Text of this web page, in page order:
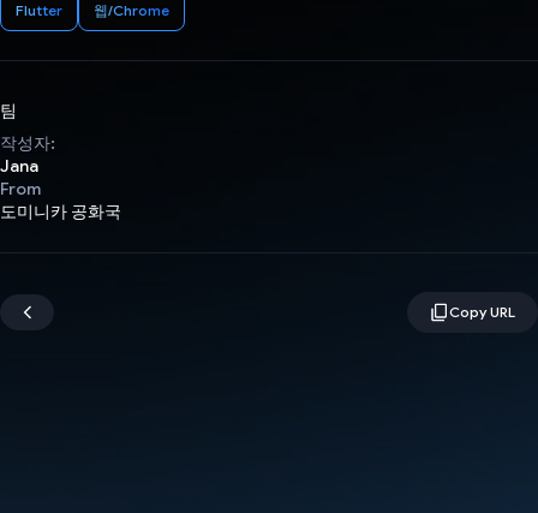
Flutter 웹/Chrome
팀
작성자:
Jana
From
도미니카 공화국